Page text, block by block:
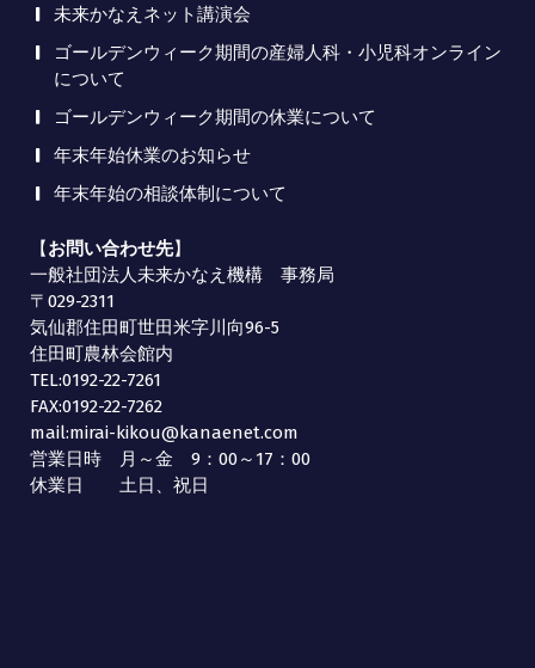
未来かなえネット講演会
ゴールデンウィーク期間の産婦人科・小児科オンライン
について
ゴールデンウィーク期間の休業について
年末年始休業のお知らせ
年末年始の相談体制について
【お問い合わせ先】
一般社団法人未来かなえ機構 事務局
〒029-2311
気仙郡住田町世田米字川向96-5
住田町農林会館内
TEL:0192-22-7261
FAX:0192-22-7262
mail:mirai-kikou@kanaenet.com
営業日時 月～金 9：00～17：00
休業日 土日、祝日